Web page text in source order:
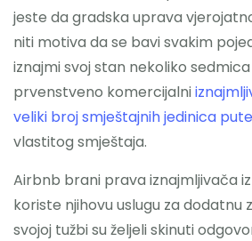
jeste da gradska uprava
niti motiva da se bavi svakim
iznajmi svoj stan nekoliko sedmica
prvenstveno komercijalni
veliki broj smještajnih jedinica
vlastitog smještaja.
Airbnb brani prava iznajmljivača
koriste njihovu uslugu za dodatnu
svojoj tužbi su željeli skinuti